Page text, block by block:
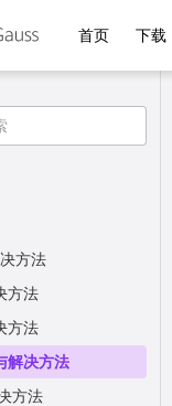
首页 下载
方法
方法
方法
解决方法
方法